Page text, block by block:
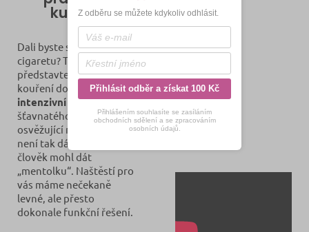
kuličky
Dali byste si zrovna teď
cigaretu? Tak si
představte, že by její
kouření doprovázela
intenzivní chuť
šťavnatého ovoce nebo
osvěžující máty. Vždyť to
není tak dávno, co si
člověk mohl dát
„mentolku“. Naštěstí pro
vás máme nečekaně
levné, ale přesto
dokonale funkční řešení.
Z odběru se můžete kdykoliv odhlásit.
Přihlásit odběr a získat 100 Kč
Přihlášením souhlasíte se zasíláním
obchodních sdělení a se zpracováním
osobních údajů.